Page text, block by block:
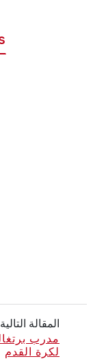
المقالة التالية
مدرب
لكرة القدم